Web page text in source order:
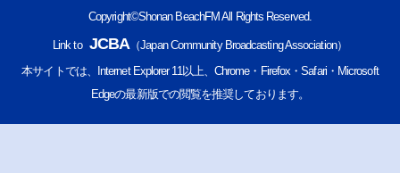
Copyright©Shonan BeachFM All Rights Reserved.
Link to JCBA（Japan Community Broadcasting Association）
本サイトでは、Internet Explorer 11以上、Chrome・Firefox・Safari・Microsoft
Edgeの最新版での閲覧を推奨しております。